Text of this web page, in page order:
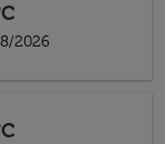
2026